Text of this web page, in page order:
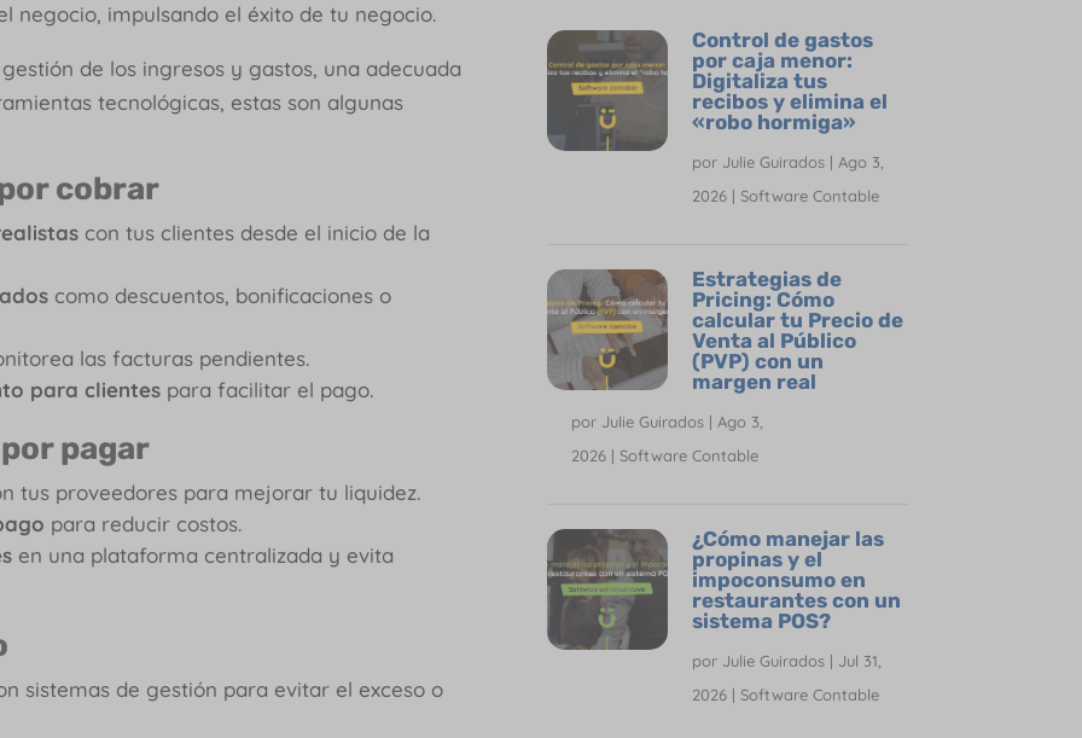
negocio, impulsando el éxito de tu negocio.
de los ingresos y gastos, una adecuada
tecnológicas, estas son algunas
cobrar
con tus clientes desde el inicio de la
como descuentos, bonificaciones o
las facturas pendientes.
para clientes para facilitar el pago.
pagar
tus proveedores para mejorar tu liquidez.
para reducir costos.
en una plataforma centralizada y evita
sistemas de gestión para evitar el exceso o
Control de gastos
por caja menor:
Digitaliza tus
recibos y elimina el
«robo hormiga»
por Julie Guirados| Ago 3,
2026| Software Contable
Estrategias de
Pricing: Cómo
calcular tu Precio de
Venta al Público
(PVP) con un
margen real
por Julie Guirados| Ago 3,
2026| Software Contable
¿Cómo manejar las
propinas y el
impoconsumo en
restaurantes con un
sistema POS?
por Julie Guirados| Jul 31,
2026| Software Contable